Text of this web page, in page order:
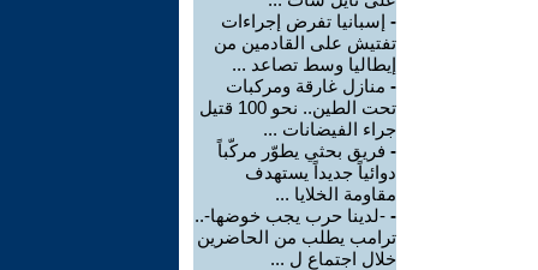
- إسبانيا تفرض إجراءات
تفتيش على القادمين من
إيطاليا وسط تصاعد ...
- منازل غارقة ومركبات
تحت الطين.. نحو 100 قتيل
جراء الفيضانات ...
- فريق بحثي يطوّر مركّباً
دوائياً جديداً يستهدف
مقاومة الخلايا ...
- -لدينا حرب يجب خوضها-..
ترامب يطلب من الحاضرين
خلال اجتماع ل ...